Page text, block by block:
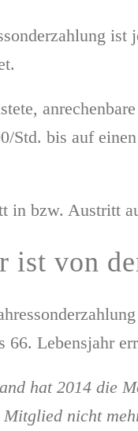
ist
Std. bis auf
in bzw. Austritt
ist von
66. Lebensjahr
hat 2014 die
Mitglied nicht